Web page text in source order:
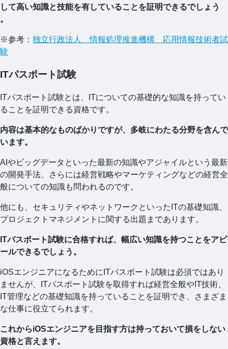
して高い知識と技能を有していることを証明できるでしょう
。
※参考： 独立行政法人 情報処理推進機構 応用情報技術者試
験
ITパスポート試験
ITパスポート試験とは、ITについての基礎的な知識を持ってい
ることを証明できる資格です。
内容は基本的なものばかりですが、多岐にわたる分野を含んで
います。
AIやビッグデータといった最新の知識やアジャイルという最新
の開発手法、さらには経営戦略やマーケティングなどの経営全
般についての知識も問われるのです。
他にも、セキュリティやネットワークといったITの基礎知識、
プロジェクトマネジメントに関する出題まであります。
ITパスポート試験に合格すれば、幅広い知識を持つことをアピ
ールできるでしょう。
iOSエンジニアになるためにITパスポート試験は必須ではあり
ませんが、ITパスポート試験を取得すれば経営全般やIT技術、
IT管理などの基礎知識を持っていることを証明でき、さまざま
な仕事に役立てられます。
これからiOSエンジニアを目指す方は持っておいて損をしない
資格と言えます。